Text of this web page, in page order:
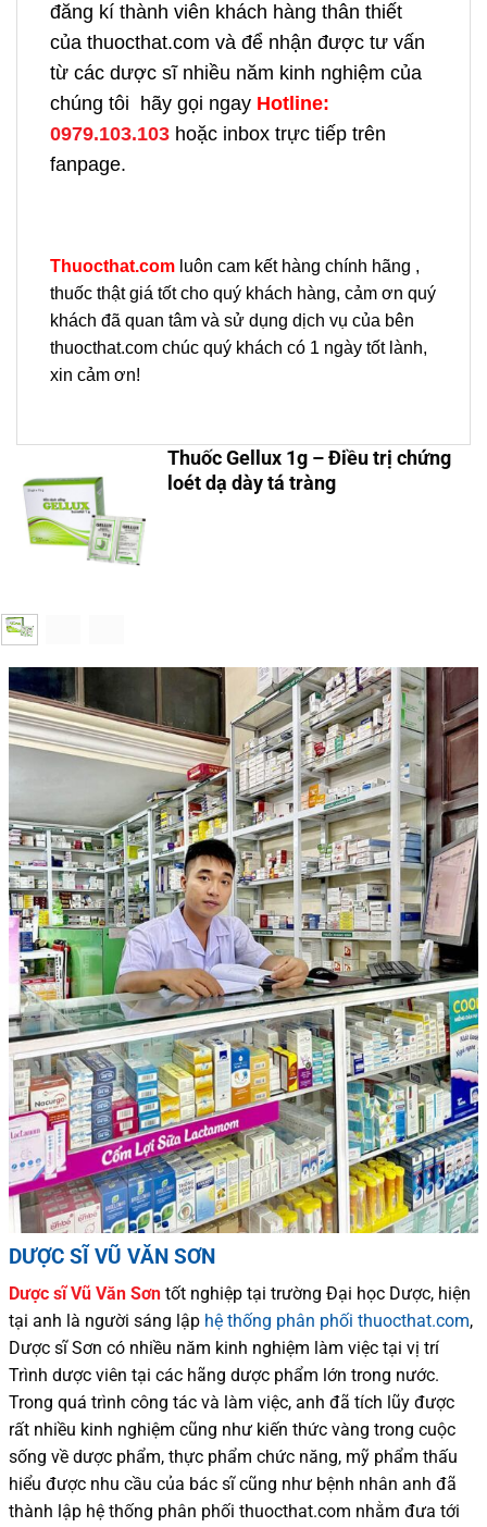
đăng kí thành viên khách hàng thân thiết
của thuocthat.com và để nhận được tư vấn
từ các dược sĩ nhiều năm kinh nghiệm của
chúng tôi hãy gọi ngay Hotline:
0979.103.103 hoặc inbox trực tiếp trên
fanpage.
Thuocthat.com luôn cam kết hàng chính hãng ,
thuốc thật giá tốt cho quý khách hàng, cảm ơn quý
khách đã quan tâm và sử dụng dịch vụ của bên
thuocthat.com chúc quý khách có 1 ngày tốt lành,
xin cảm ơn!
Thuốc Gellux 1g – Điều trị chứng
loét dạ dày tá tràng
DƯỢC SĨ VŨ VĂN SƠN
Dược sĩVũ Văn Sơn tốt nghiệp tại trường Đại học Dược, hiện
tại anh là người sáng lập hệ thống phân phối thuocthat.com,
Dược sĩSơn có nhiều năm kinh nghiệm làm việc tại vị trí
Trình dược viên tại các hãng dược phẩm lớn trong nước.
Trong quá trình công tác và làm việc, anh đã tích lũy được
rất nhiều kinh nghiệm cũng như kiến thức vàng trong cuộc
sống về dược phẩm, thực phẩm chức năng, mỹ phẩm thấu
hiểu được nhu cầu của bác sĩcũng như bệnh nhân anh đã
thành lập hệ thống phân phối thuocthat.com nhằm đưa tới